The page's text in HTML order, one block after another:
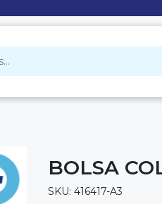
BOLSA
SKU: 416417-A3